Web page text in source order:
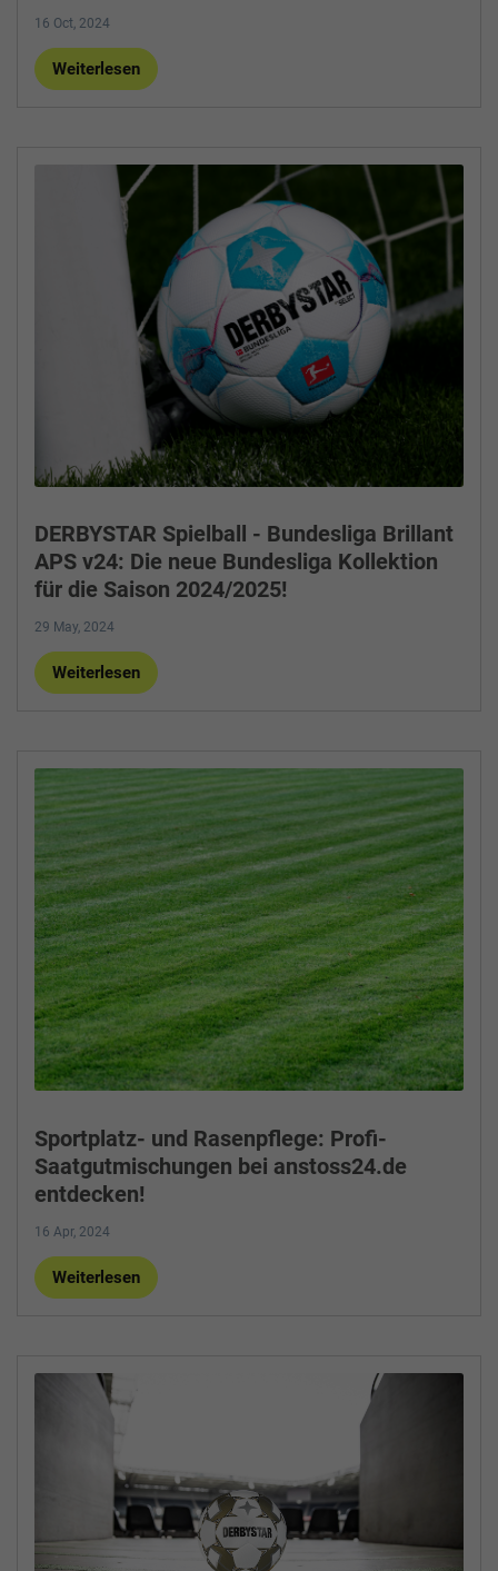
16 Oct, 2024
Weiterlesen
DERBYSTAR Spielball - Bundesliga Brillant
APS v24: Die neue Bundesliga Kollektion
für die Saison 2024/2025!
29 May, 2024
Weiterlesen
Sportplatz- und Rasenpflege: Profi-
Saatgutmischungen bei anstoss24.de
entdecken!
16 Apr, 2024
Weiterlesen